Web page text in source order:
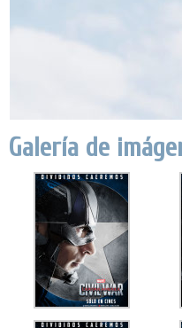
Galería de